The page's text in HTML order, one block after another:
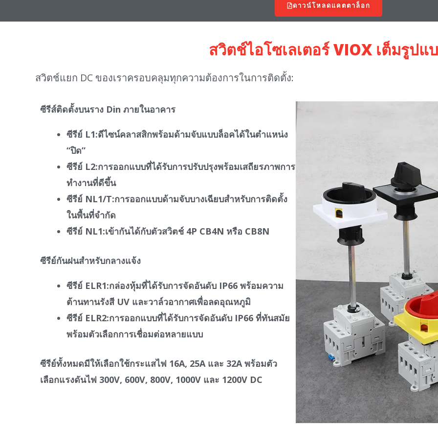
ดาวน์โหลดแคตตาล็อก
สวิตช์ไอโซเลเตอร์ VIOX เต็มรูปแ
สวิตช์แยก DC ของเราครอบคลุมทุกความต้องการในการติดตั้ง:
ซีรีส์ติดตั้งบนราง Din ภายในอาคาร
ซีรีย์ L1:ดีไซน์คลาสสิกพร้อมด้ามจับแบบล็อคได้ในตำแหน่ง
“ปิด”
ซีรีย์ L2:การออกแบบที่ได้รับการปรับปรุงพร้อมเสถียรภาพการ
ทำงานที่ดีขึ้น
ซีรีย์ NL1/T:การออกแบบด้ามจับบางเฉียบสำหรับการติดตั้ง
ในพื้นที่จำกัด
ซีรีย์ NL1:เข้ากันได้กับตัวสวิตช์ 4P CB4N หรือ CB8N
ซีรีย์กันฝนสำหรับกลางแจ้ง
ซีรีย์ ELR1:กล่องหุ้มที่ได้รับการจัดอันดับ IP66 พร้อมความ
ต้านทานรังสี UV และวาล์วอากาศเพื่อลดอุณหภูมิ
ซีรีย์ ELR2:การออกแบบที่ได้รับการจัดอันดับ IP66 ที่ทันสมัย
พร้อมตัวเลือกการเชื่อมต่อหลายแบบ
ซีรีย์ทั้งหมดมีให้เลือกใช้กระแสไฟ 16A, 25A และ 32A พร้อมตัว
เลือกแรงดันไฟ 300V, 600V, 800V, 1000V และ 1200V DC